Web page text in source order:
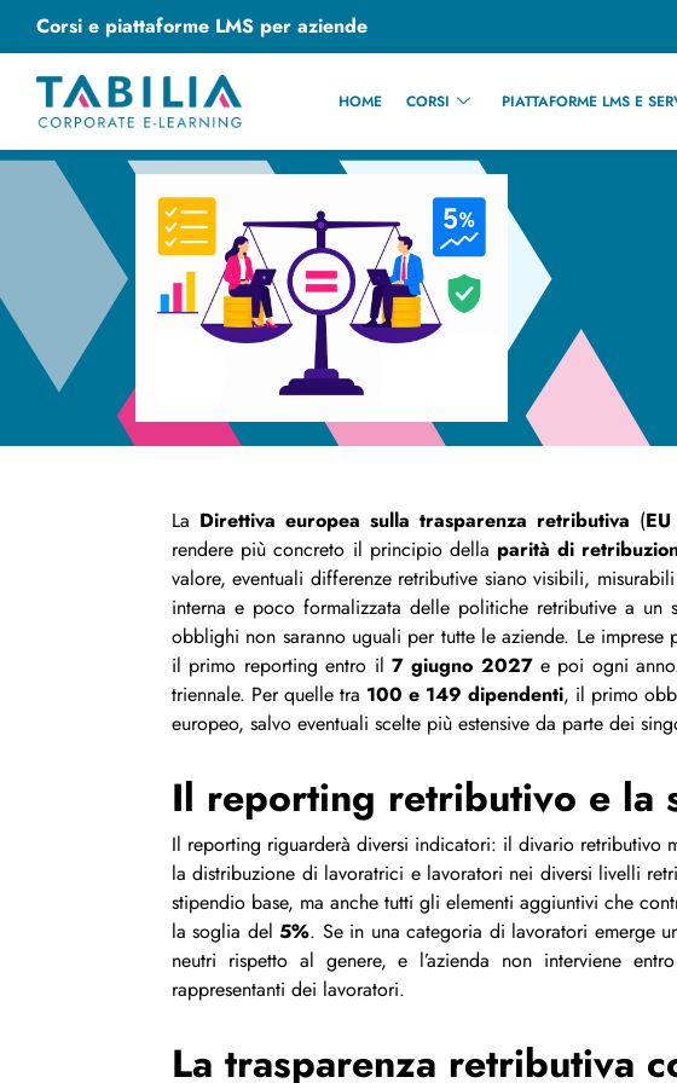
Corsi e piattaforme LMS per aziende
HOME CORSI PIATTAFORME LMS E
La Direttiva europea sulla trasparenza retributiva (
rendere più concreto il principio della parità di
valore, eventuali differenze retributive siano visibili,
interna e poco formalizzata delle politiche retributive a un
obblighi non saranno uguali per tutte le aziende. Le
il primo reporting entro il 7 giugno 2027e poi ogni
triennale. Per quelle tra 100 e 149 dipendenti, il primo
europeo, salvo eventuali scelte più estensive da parte dei
Il reporting retributivo e la soglia del 5%
Il reporting riguarderà diversi indicatori: il divario retributivo
la distribuzione di lavoratrici e lavoratori nei diversi livelli
stipendio base, ma anche tutti gli elementi aggiuntivi che
la soglia del5%. Se in una categoria di lavoratori emerge
neutri rispetto al genere, e l’azienda non interviene